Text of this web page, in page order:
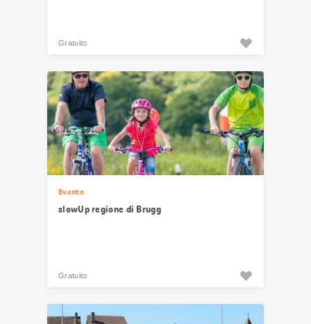
Gratuito
Evento
slowUp regione di Brugg
Gratuito